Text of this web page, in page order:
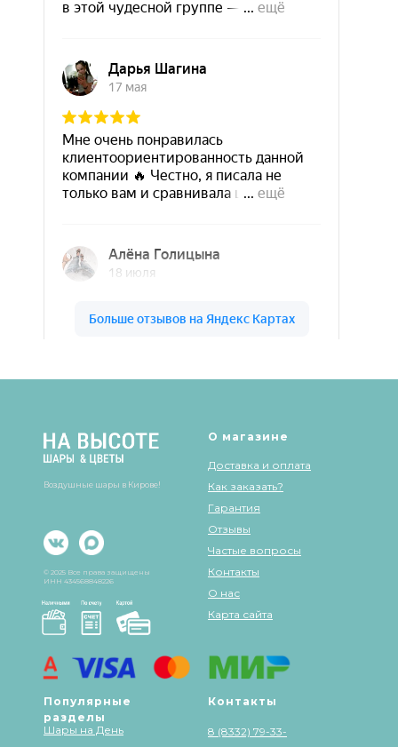
О магазине
Доставка и оплата
Популярные
разделы
Шары на День
Контакты
© 2025 Все права защищены
Как заказать?
Гарантия
Отзывы
Частые вопросы
Контакты
О нас
8 (8332) 79-33-
ИНН 434568848226
Карта сайта
Воздушные шары в Кирове!